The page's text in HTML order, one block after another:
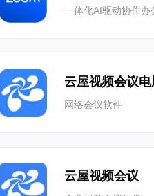
一体化AI驱动协作办
云屋视频会议电
网络会议软件
云屋视频会议